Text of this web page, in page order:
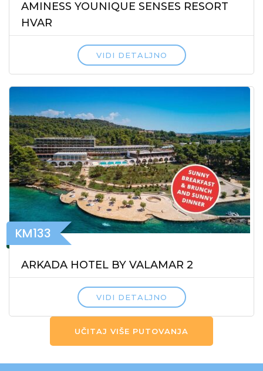
AMINESS YOUNIQUE SENSES RESORT
HVAR
VIDI DETALJNO
KM133
ARKADA HOTEL BY VALAMAR 2
VIDI DETALJNO
UČITAJ VIŠE PUTOVANJA